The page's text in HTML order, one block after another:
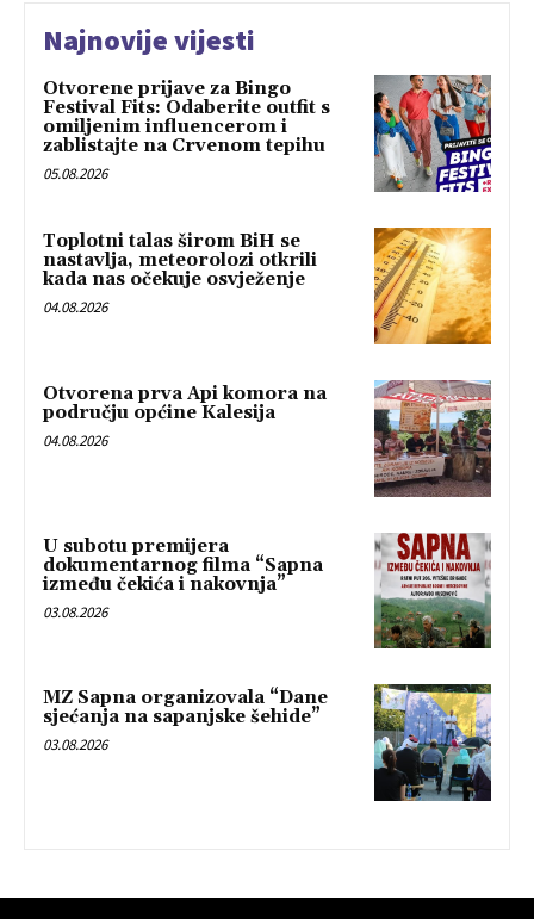
Najnovije vijesti
Otvorene prijave za Bingo
Festival Fits: Odaberite outfit s
omiljenim influencerom i
zablistajte na Crvenom tepihu
05.08.2026
Toplotni talas širom BiH se
nastavlja, meteorolozi otkrili
kada nas očekuje osvježenje
04.08.2026
Otvorena prva Api komora na
području općine Kalesija
04.08.2026
U subotu premijera
dokumentarnog filma “Sapna
između čekića i nakovnja”
03.08.2026
MZ Sapna organizovala “Dane
sjećanja na sapanjske šehide”
03.08.2026